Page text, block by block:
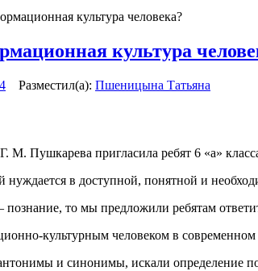
культура человека?
культура
Разместил(а): Пшеницына Татьяна
М. Пушкарева пригласила ребят 6 «а»
нуждается в доступной, понятной и
то мы предложили ребятам
культурным человеком в
и синонимы, искали определение